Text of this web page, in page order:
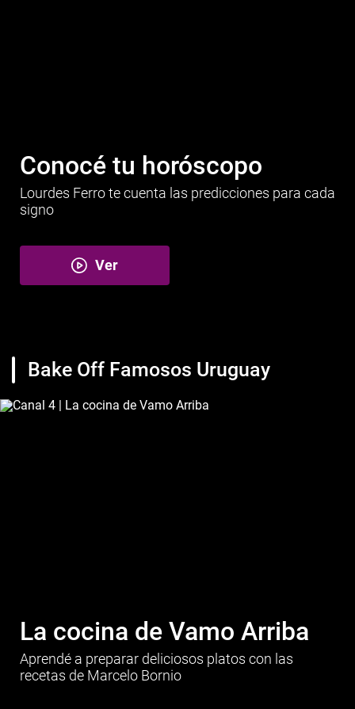
Conocé tu horóscopo
Lourdes Ferro te cuenta las predicciones para cada
signo
Ver
Bake Off Famosos Uruguay
La cocina de Vamo Arriba
Aprendé a preparar deliciosos platos con las
recetas de Marcelo Bornio